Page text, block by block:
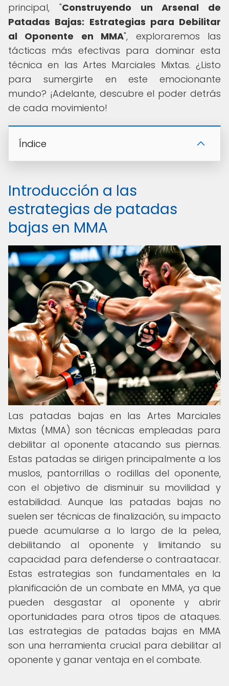
principal, "Construyendo un Arsenal de
Patadas Bajas: Estrategias para Debilitar
al Oponente en MMA", exploraremos las
tácticas más efectivas para dominar esta
técnica en las Artes Marciales Mixtas. ¿Listo
para sumergirte en este emocionante
mundo? ¡Adelante, descubre el poder detrás
de cada movimiento!
Índice
Introducción a las
estrategias de patadas
bajas en MMA
Las patadas bajas en las Artes Marciales
Mixtas (MMA) son técnicas empleadas para
debilitar al oponente atacando sus piernas.
Estas patadas se dirigen principalmente a los
muslos, pantorrillas o rodillas del oponente,
con el objetivo de disminuir su movilidad y
estabilidad. Aunque las patadas bajas no
suelen ser técnicas de finalización, su impacto
puede acumularse a lo largo de la pelea,
debilitando al oponente y limitando su
capacidad para defenderse o contraatacar.
Estas estrategias son fundamentales en la
planificación de un combate en MMA, ya que
pueden desgastar al oponente y abrir
oportunidades para otros tipos de ataques.
Las estrategias de patadas bajas en MMA
son una herramienta crucial para debilitar al
oponente y ganar ventaja en el combate.